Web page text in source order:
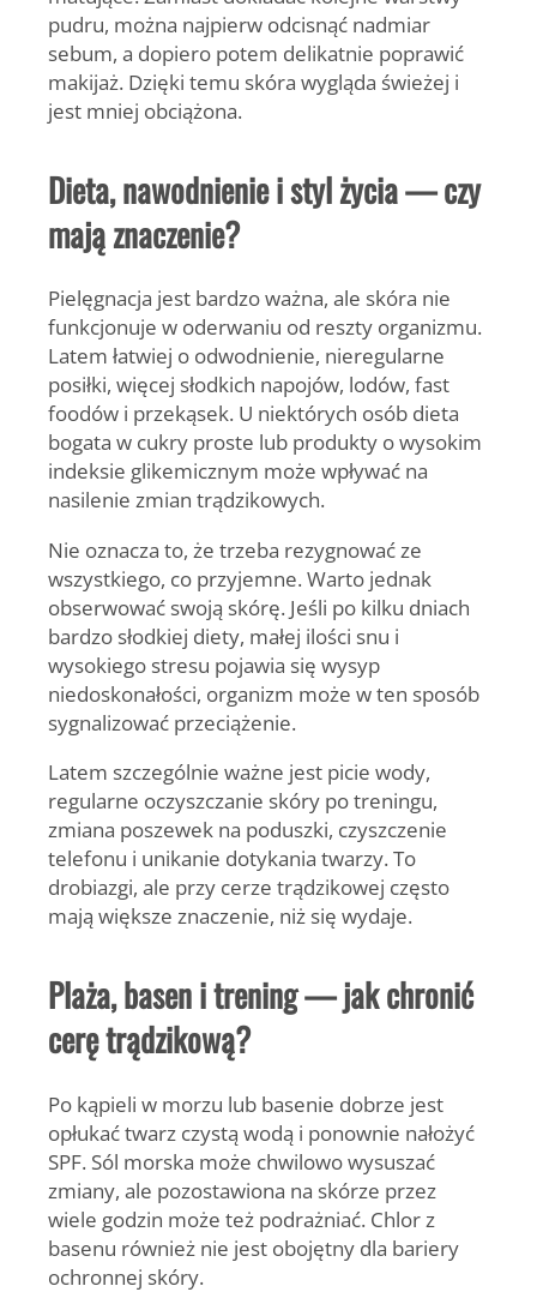
pudru, można najpierw odcisnąć nadmiar
sebum, a dopiero potem delikatnie poprawić
makijaż. Dzięki temu skóra wygląda świeżej i
jest mniej obciążona.
Dieta, nawodnienie i styl życia — czy
mają znaczenie?
Pielęgnacja jest bardzo ważna, ale skóra nie
funkcjonuje w oderwaniu od reszty organizmu.
Latem łatwiej o odwodnienie, nieregularne
posiłki, więcej słodkich napojów, lodów, fast
foodów i przekąsek. U niektórych osób dieta
bogata w cukry proste lub produkty o wysokim
indeksie glikemicznym może wpływać na
nasilenie zmian trądzikowych.
Nie oznacza to, że trzeba rezygnować ze
wszystkiego, co przyjemne. Warto jednak
obserwować swoją skórę. Jeśli po kilku dniach
bardzo słodkiej diety, małej ilości snu i
wysokiego stresu pojawia się wysyp
niedoskonałości, organizm może w ten sposób
sygnalizować przeciążenie.
Latem szczególnie ważne jest picie wody,
regularne oczyszczanie skóry po treningu,
zmiana poszewek na poduszki, czyszczenie
telefonu i unikanie dotykania twarzy. To
drobiazgi, ale przy cerze trądzikowej często
mają większe znaczenie, niż się wydaje.
Plaża, basen i trening — jak chronić
cerę trądzikową?
Po kąpieli w morzu lub basenie dobrze jest
opłukać twarz czystą wodą i ponownie nałożyć
SPF. Sól morska może chwilowo wysuszać
zmiany, ale pozostawiona na skórze przez
wiele godzin może też podrażniać. Chlor z
basenu również nie jest obojętny dla bariery
ochronnej skóry.